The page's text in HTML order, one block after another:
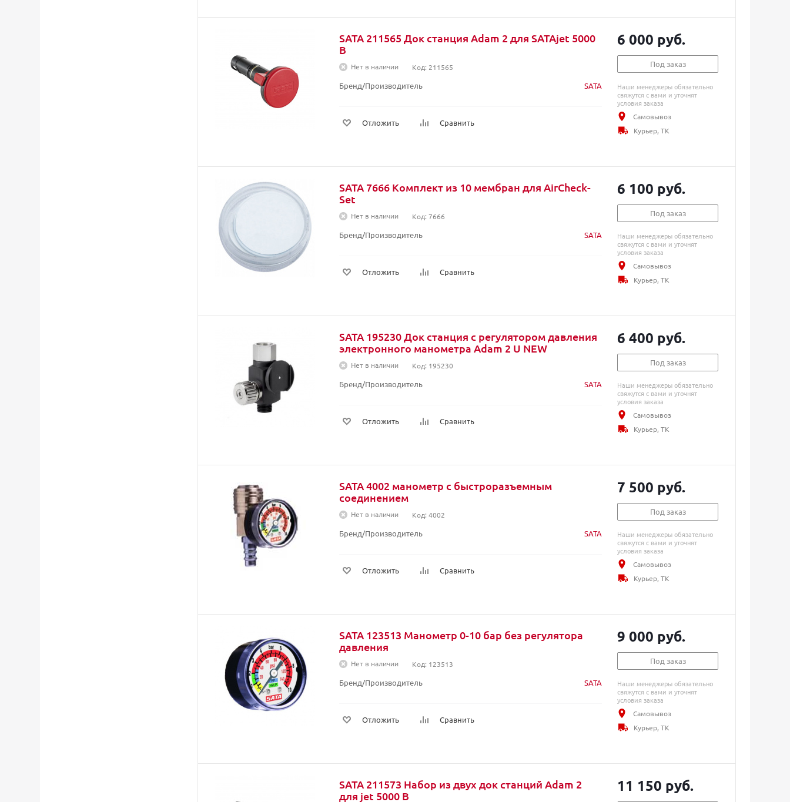
SATA 211565 Док станция Adam 2 для SATAjet 5000
B
Нет в наличии Код: 211565
Бренд/Производитель SATA
Отложить Сравнить
6 000 руб.
Под заказ
Наши менеджеры обязательно
свяжутся с вами и уточнят
условия заказа
Самовывоз
Курьер, ТК
SATA 7666 Комплект из 10 мембран для AirCheck-
Set
Нет в наличии Код: 7666
Бренд/Производитель SATA
Отложить Сравнить
6 100 руб.
Под заказ
Наши менеджеры обязательно
свяжутся с вами и уточнят
условия заказа
Самовывоз
Курьер, ТК
SATA 195230 Док станция с регулятором давления
электронного манометра Adam 2 U NEW
Нет в наличии Код: 195230
Бренд/Производитель SATA
Отложить Сравнить
6 400 руб.
Под заказ
Наши менеджеры обязательно
свяжутся с вами и уточнят
условия заказа
Самовывоз
Курьер, ТК
SATA 4002 манометр с быстроразъемным
соединением
Нет в наличии Код: 4002
Бренд/Производитель SATA
Отложить Сравнить
7 500 руб.
Под заказ
Наши менеджеры обязательно
свяжутся с вами и уточнят
условия заказа
Самовывоз
Курьер, ТК
SATA 123513 Манометр 0-10 бар без регулятора
давления
Нет в наличии Код: 123513
Бренд/Производитель SATA
Отложить Сравнить
9 000 руб.
Под заказ
Наши менеджеры обязательно
свяжутся с вами и уточнят
условия заказа
Самовывоз
Курьер, ТК
SATA 211573 Набор из двух док станций Adam 2
для jet 5000 B
11 150 руб.